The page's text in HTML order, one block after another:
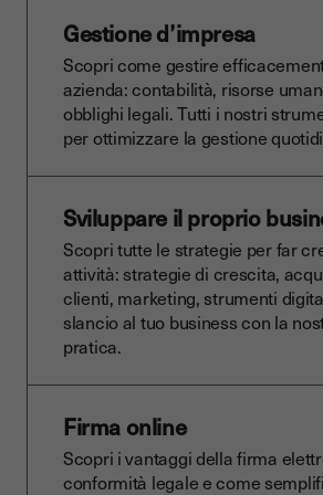
Gestione d’impresa
Scopri come gestire
azienda: contabilità, risorse
obblighi legali. Tutti i nostri
per ottimizzare la gestione
Sviluppare il proprio
Scopri tutte le strategie per far
attività: strategie di crescita,
clienti, marketing, strumenti
slancio al tuo business con la
pratica.
Firma online
Scopri i vantaggi della firma
conformità legale e come